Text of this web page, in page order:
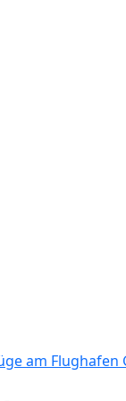
am Flughafen